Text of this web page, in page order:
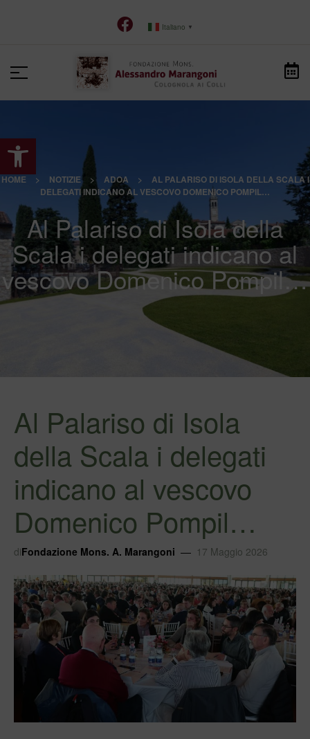
Apri la barra degli strumenti
Italiano ▼
HOME > NOTIZIE > ADOA >
AL PALARISO DI ISOLA DELLA SCALA I
DELEGATI INDICANO AL VESCOVO DOMENICO POMPIL…
Al Palariso di Isola della
Scala i delegati indicano al
vescovo Domenico Pompil…
Al Palariso di Isola
della Scala i delegati
indicano al vescovo
Domenico Pompil…
diFondazione Mons. A. Marangoni 17 Maggio 2026